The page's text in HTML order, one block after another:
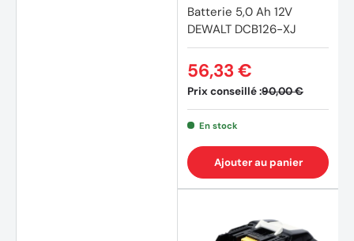
(1
Batterie 5,0 Ah 12V
DEWALT DCB126-XJ
Prix conseillé :90,00 €
56,33 €
En stock
Ajouter au panier